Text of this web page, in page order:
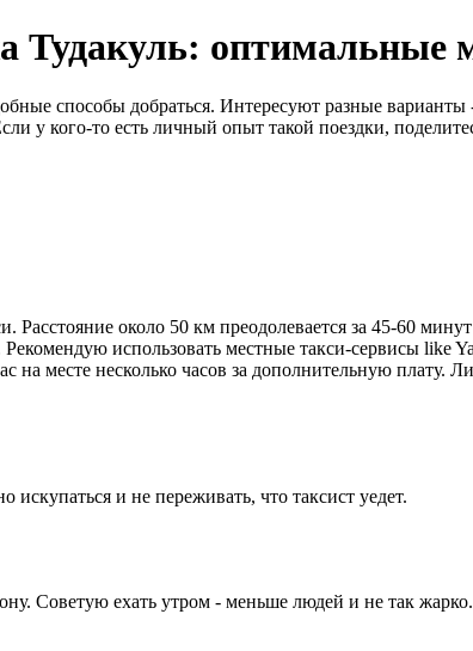
Тудакуль:
способы добраться. Интересуют разные
у кого-то есть личный опыт такой поездки,
Расстояние около 50 км преодолевается за 45-60
использовать местные такси-сервисы like
месте несколько часов за дополнительную плату.
искупаться и не переживать, что таксист уедет.
Советую ехать утром - меньше людей и не так жарко.